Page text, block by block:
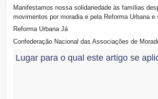
Manifestamos nossa solidariedade às famílias
movimentos por moradia e pela Reforma Urbana
Reforma Urbana Já
Confederação Nacional das Associações de
Lugar para o qual este artigo se